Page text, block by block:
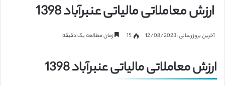
ارزش معاملاتی مالیاتی عنبرآباد 1398
آخرین بروزرسانی: 12/08/2023 15 زمان مطالعه یک دقیقه
ارزش معاملاتی مالیاتی عنبرآباد 1398